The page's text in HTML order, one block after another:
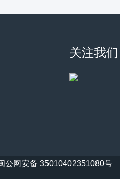
关注我们
公网安备 35010402351080号